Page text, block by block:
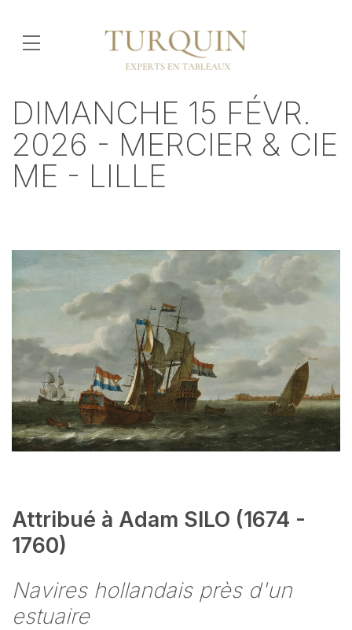
DIMANCHE 15 FÉVR.
2026 - MERCIER & CIE
ME - LILLE
Attribué à Adam SILO (1674 -
1760)
Navires hollandais près d'un
estuaire